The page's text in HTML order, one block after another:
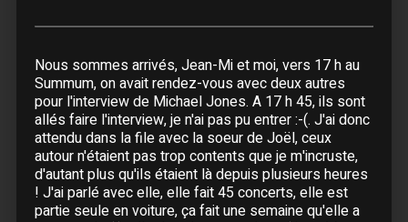
24 Septembre :Caen- Zénith
25 Septembre :Caen - Zénith
26 Septembre : Angers - Amphitea 4000
27 Septembre :Orléans- Zénith
28 Septembre :Orléans- Zénith
30 Septembre : Paris- Zénith
Nous sommes arrivés, Jean-Mi et moi, vers 17 h au
Summum, on avait rendez-vous avec deux autres
pour l'interview de Michael Jones. A 17 h 45, ils sont
allés faire l'interview, je n'ai pas pu entrer :-(. J'ai donc
attendu dans la file avec la soeur de Joël, ceux
autour n'étaient pas trop contents que je m'incruste,
d'autant plus qu'ils étaient là depuis plusieurs heures
! J'ai parlé avec elle, elle fait 45 concerts, elle est
partie seule en voiture, ça fait une semaine qu'elle a